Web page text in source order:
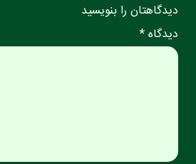
دیدگاهتان را بنویسید
دیدگاه *